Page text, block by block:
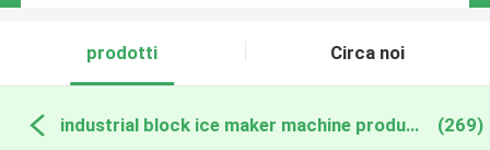
prodotti Circa noi
industrial block ice maker machine produzione online (269)